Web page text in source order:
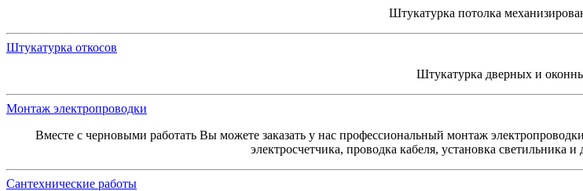
Штукатурка потолка
Штукатурка откосов
Штукатурка дверных и
Монтаж электропроводки
Вместе с черновыми работать Вы можете заказать у нас профессиональный монтаж
электросчетчика, проводка кабеля, установка светильника
Сантехнические работы